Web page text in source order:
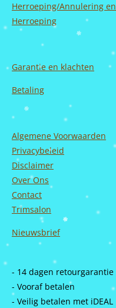
Herroeping/Annulering
Herroeping
Garantie en klachten
Betaling
Algemene Voorwaarden
Privacybeleid
Disclaimer
Over Ons
Contact
Trimsalon
Nieuwsbrief
- 14 dagen retourgarantie
- Vooraf betalen
- Veilig betalen met iDEAL